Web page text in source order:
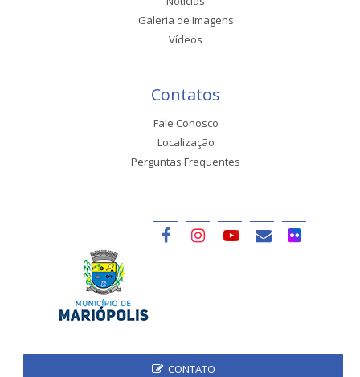
Galeria de Imagens
Vídeos
Contatos
Fale Conosco
Localização
Perguntas Frequentes
CONTATO